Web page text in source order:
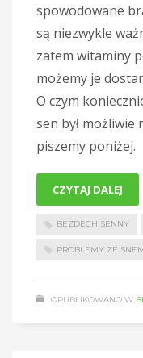
spowodowane
są niezwykle
zatem witaminy
możemy je
O czym
sen był możliwie
piszemy poniżej.
BEZDECH SENNY
PROBLEMY ZE
CZYTAJ DALEJ
OPUBLIKOWANO W